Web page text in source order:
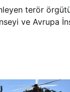
terör
ve Avrupa